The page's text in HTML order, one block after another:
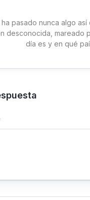
ha pasado nunca algo
desconocida, mareado
día es y en qué